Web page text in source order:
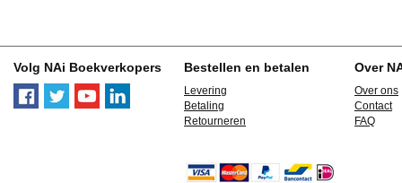
Volg NAi Boekverkopers Bestellen en betalen
Levering
Betaling
Retourneren
Over
Over ons
Contact
FAQ